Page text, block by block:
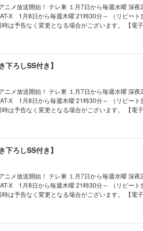
メ放送開始！ テレ東 １月7日から毎週水曜 深夜
なく変更となる場合がございます。 【電子書
を散策したり、年下組と再会したり、イレヴンが
そんなある日、数年に一度各地にランダムで出
ぎの冒険者たちに交じり、意気揚々と攻略に向か
、リゼルは今日はどこへ出かける？ 癒し系異世
ろしSS付き】
メ放送開始！ テレ東 １月7日から毎週水曜 深夜
なく変更となる場合がございます。 【電子書
の釣り人リゼル」 【あらすじ】 迷宮“海
ある人物との面会を待つ間、魔法学院の馴染みの
んだある事件が起こってしまう。 リゼルは事件
とに。 彼の頭の中では刻々と、誰にも悟らせない
世界冒険ファンタジー第18弾！
ろしSS付き】
メ放送開始！ テレ東 １月7日から毎週水曜 深夜
なく変更となる場合がございます。 【電子書